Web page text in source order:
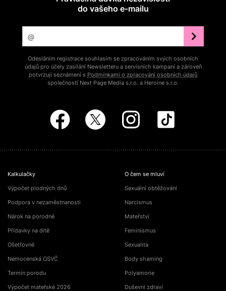
do vašeho e‑mailu
Odesláním registrace souhlasím se zpracováním svých osobních
údajů pro účely zasílání Newsletteru a servisních kampaní a zároveň
potvrzuji seznámení s Podmínkami o zpracování osobních údajů
společností Next Page Media s.r.o. a Heroine s.r.o.
Kalkulačky
Výpočet plodných dnů
Podpora v nezaměstnanosti
Nárok na porodné
Přídavky na dítě
Ošetřovné
Nemocenská OSVČ
Termín porodu
Výpočet mateřské 2026
O čem se mluví
Sexuální obtěžování
Narcismus
Mateřství
Feminismus
Sexualita
Body shaming
Polyamorie
Duševní zdraví